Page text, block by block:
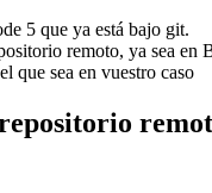
5 que ya está bajo git.
remoto, ya sea en
que sea en vuestro caso